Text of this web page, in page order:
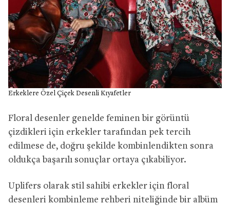
Erkeklere Özel Çiçek Desenli Kıyafetler
Floral desenler genelde feminen bir görüntü
çizdikleri için erkekler tarafından pek tercih
edilmese de, doğru şekilde kombinlendikten sonra
oldukça başarılı sonuçlar ortaya çıkabiliyor.
Uplifers olarak stil sahibi erkekler için floral
desenleri kombinleme rehberi niteliğinde bir albüm